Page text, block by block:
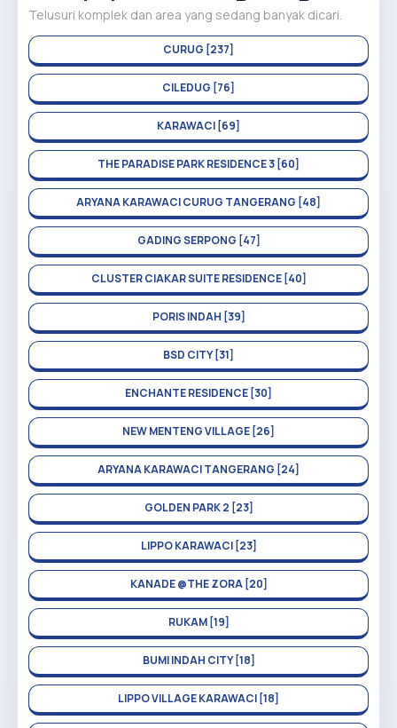
Telusuri komplek dan area yang sedang banyak dicari.
CURUG [237]
CILEDUG [76]
KARAWACI [69]
THE PARADISE PARK RESIDENCE 3 [60]
ARYANA KARAWACI CURUG TANGERANG [48]
GADING SERPONG [47]
CLUSTER CIAKAR SUITE RESIDENCE [40]
PORIS INDAH [39]
BSD CITY [31]
ENCHANTE RESIDENCE [30]
NEW MENTENG VILLAGE [26]
ARYANA KARAWACI TANGERANG [24]
GOLDEN PARK 2 [23]
LIPPO KARAWACI [23]
KANADE @THE ZORA [20]
RUKAM [19]
BUMI INDAH CITY [18]
LIPPO VILLAGE KARAWACI [18]